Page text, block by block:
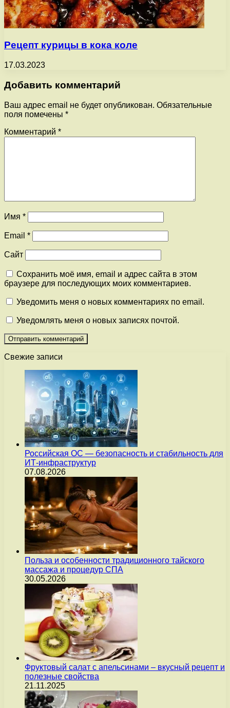
Рецепт курицы в кока коле
17.03.2023
Добавить комментарий
Ваш адрес email не будет опубликован. Обязательные
поля помечены *
Комментарий *
Имя *
Email *
Сайт
Сохранить моё имя, email и адрес сайта в этом
браузере для последующих моих комментариев.
Уведомить меня о новых комментариях по email.
Уведомлять меня о новых записях почтой.
Свежие записи
Российская ОС — безопасность и стабильность для
ИТ-инфраструктур
07.08.2026
Польза и особенности традиционного тайского
массажа и процедур СПА
30.05.2026
Фруктовый салат с апельсинами – вкусный рецепт и
полезные свойства
21.11.2025